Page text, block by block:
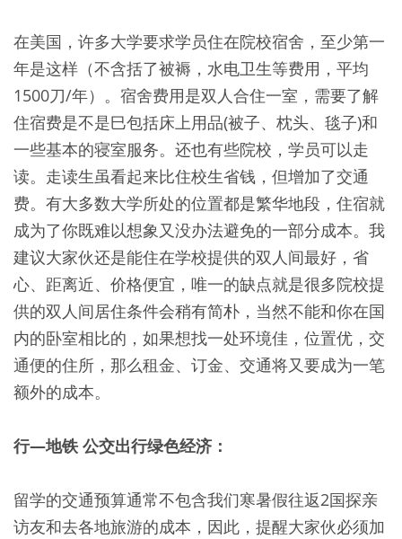
在美国，许多大学要求学员住在院校宿舍，至少第一
年是这样（不含括了被褥，水电卫生等费用，平均
1500刀/年）。宿舍费用是双人合住一室，需要了解
住宿费是不是巳包括床上用品(被子、枕头、毯子)和
一些基本的寝室服务。还也有些院校，学员可以走
读。走读生虽看起来比住校生省钱，但增加了交通
费。有大多数大学所处的位置都是繁华地段，住宿就
成为了你既难以想象又没办法避免的一部分成本。我
建议大家伙还是能住在学校提供的双人间最好，省
心、距离近、价格便宜，唯一的缺点就是很多院校提
供的双人间居住条件会稍有简朴，当然不能和你在国
内的卧室相比的，如果想找一处环境佳，位置优，交
通便的住所，那么租金、订金、交通将又要成为一笔
额外的成本。
行—地铁公交出行绿色经济：
留学的交通预算通常不包含我们寒暑假往返2国探亲
访友和去各地旅游的成本，因此，提醒大家伙必须加